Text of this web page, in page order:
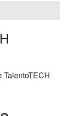
TalentoTECH